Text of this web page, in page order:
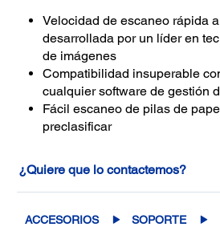
Velocidad de escaneo rápida
desarrollada por un líder en
de imágenes
Compatibilidad insuperable
cualquier software de gestión
Fácil escaneo de pilas de
preclasificar
¿Quiere que lo contactemos?
ACCESORIOS SOPORTE